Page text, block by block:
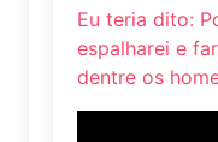
Eu teria dito:
espalharei e
dentre os